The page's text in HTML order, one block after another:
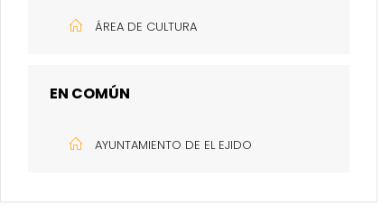
ÁREA DE CULTURA
EN COMÚN
AYUNTAMIENTO DE EL EJIDO